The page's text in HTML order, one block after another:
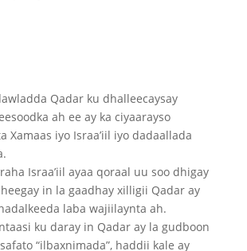
Qadar ku dhalleecaysay
ah ee ay ka ciyaarayso
Xamaas iyo Israa’iil iyo dadaallada
Israa’iil ayaa qoraal uu soo dhigay
in la gaadhay xilligii Qadar ay
laba wajiilaynta ah.
ku daray in Qadar ay la gudboon
“ilbaxnimada”, haddii kale ay